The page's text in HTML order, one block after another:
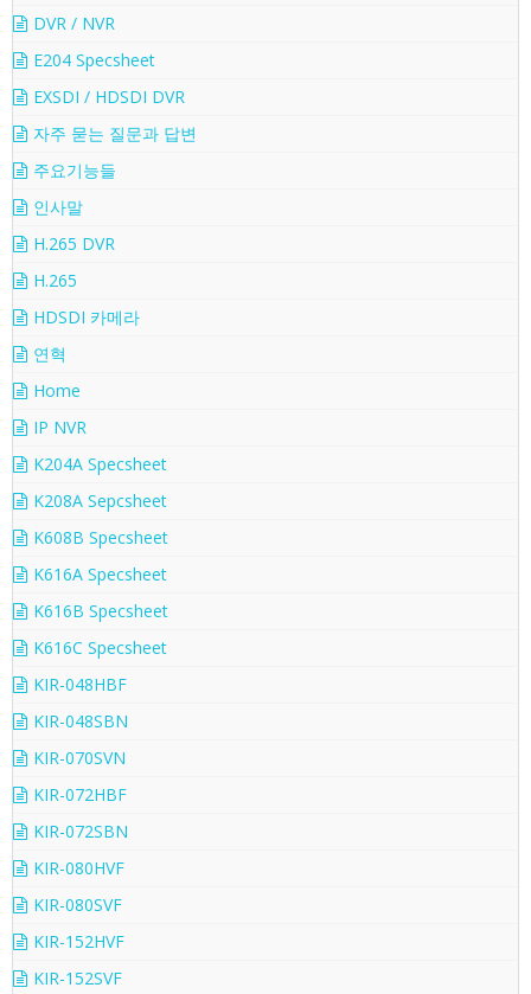
DVR / NVR
E204 Specsheet
EXSDI / HDSDI DVR
자주 묻는 질문과 답변
주요기능들
인사말
H.265 DVR
H.265
HDSDI 카메라
연혁
Home
IP NVR
K204A Specsheet
K208A Sepcsheet
K608B Specsheet
K616A Specsheet
K616B Specsheet
K616C Specsheet
KIR-048HBF
KIR-048SBN
KIR-070SVN
KIR-072HBF
KIR-072SBN
KIR-080HVF
KIR-080SVF
KIR-152HVF
KIR-152SVF